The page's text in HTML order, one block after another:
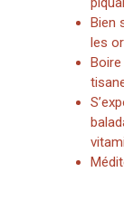
Bien
les